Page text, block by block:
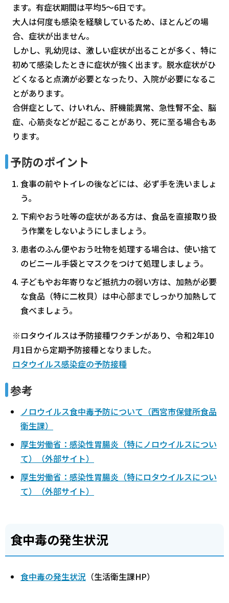
ます。有症状期間は平均5～6日です。
大人は何度も感染を経験しているため、ほとんどの場
合、症状が出ません。
しかし、乳幼児は、激しい症状が出ることが多く、特に
初めて感染したときに症状が強く出ます。脱水症状がひ
どくなると点滴が必要となったり、入院が必要になるこ
とがあります。
合併症として、けいれん、肝機能異常、急性腎不全、脳
症、心筋炎などが起こることがあり、死に至る場合もあ
ります。
予防のポイント
食事の前やトイレの後などには、必ず手を洗いましょ
う。
下痢やおう吐等の症状がある方は、食品を直接取り扱
う作業をしないようにしましょう。
患者のふん便やおう吐物を処理する場合は、使い捨て
のビニール手袋とマスクをつけて処理しましょう。
子どもやお年寄りなど抵抗力の弱い方は、加熱が必要
な食品（特に二枚貝）は中心部までしっかり加熱して
食べましょう。
※ロタウイルスは予防接種ワクチンがあり、令和2年10
月1日から定期予防接種となりました。
ロタウイルス感染症の予防接種
参考
ノロウイルス食中毒予防について（西宮市保健所食品
衛生課）
厚生労働省：感染性胃腸炎（特にノロウイルスについ
て）（外部サイト）
厚生労働省：感染性胃腸炎（特にロタウイルスについ
て）（外部サイト）
食中毒の発生状況
食中毒の発生状況 （生活衛生課HP）